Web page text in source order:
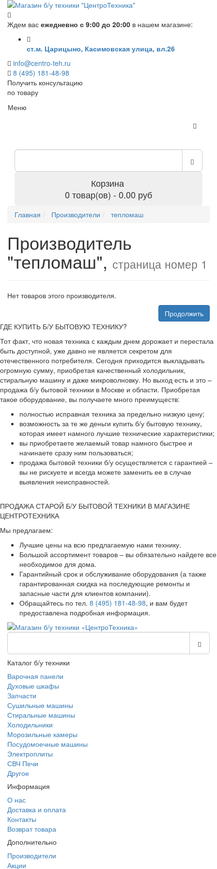
Ждем вас ежедневно с 9:00 до 20:00 в нашем магазине:
ст.м. Царицыно, Касимовская улица, вл.26
info@centro-teh.ru
8 (495) 181-48-98
Получить консультацию
по товару
Меню
Корзина
0 товар(ов) - 0.00 руб
Главная Производители тепломаш
Производитель
"тепломаш", страница номер 1
Нет товаров этого производителя.
Продолжить
ГДЕ КУПИТЬ Б/У БЫТОВУЮ ТЕХНИКУ?
Тот факт, что новая техника с каждым днем дорожает и перестала
быть доступной, уже давно не является секретом для
отечественного потребителя. Сегодня приходится выкладывать
огромную сумму, приобретая качественный холодильник,
стиральную машину и даже микроволновку. Но выход есть и это –
продажа б/у бытовой техники в Москве и области. Приобретая
такое оборудование, вы получаете много преимуществ:
полностью исправная техника за предельно низкую цену;
возможность за те же деньги купить б/у бытовую технику,
которая имеет намного лучшие технические характеристики;
вы приобретаете желаемый товар намного быстрее и
начинаете сразу ним пользоваться;
продажа бытовой техники б/у осуществляется с гарантией –
вы не рискуете и всегда можете заменить ее в случае
выявления неисправностей.
ПРОДАЖА СТАРОЙ Б/У БЫТОВОЙ ТЕХНИКИ В МАГАЗИНЕ
ЦЕНТРОТЕХНИКА
Мы предлагаем:
Лучшие цены на всю предлагаемую нами технику.
Большой ассортимент товаров – вы обязательно найдете все
необходимое для дома.
Гарантийный срок и обслуживание оборудования (а также
гарантированная скидка на последующие ремонты и
запасные части для клиентов компании).
Обращайтесь по тел. 8 (495) 181-48-98, и вам будет
предоставлена подробная информация.
Каталог б/у техники
Варочная панели
Духовые шкафы
Запчасти
Сушильные машины
Стиральные машины
Холодильники
Морозильные камеры
Посудомоечные машины
Электроплиты
СВЧ Печи
Другое
Информация
О нас
Доставка и оплата
Контакты
Возврат товара
Дополнительно
Производители
Акции